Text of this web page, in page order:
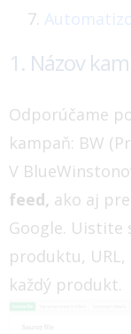
1. Názov
Odporúčame
kampaň: BW
V
feed, ako aj
Google. Uistite
produktu,
každý produkt.